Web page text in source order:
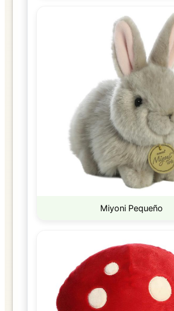
Miyoni Pequeño